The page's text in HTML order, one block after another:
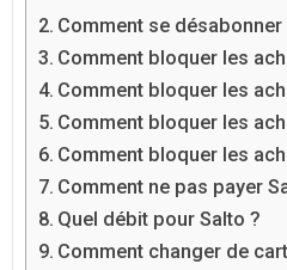
Comment se désabonner
Comment bloquer les
Comment bloquer les
Comment bloquer les
Comment bloquer les
Comment ne pas payer
Quel débit pour Salto ?
Comment changer de